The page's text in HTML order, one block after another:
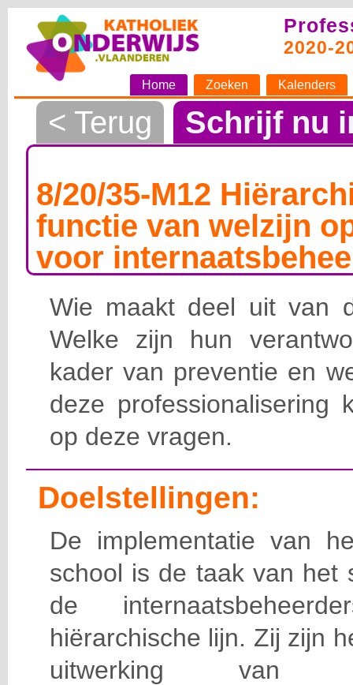
2020-
Home Zoeken Kalenders
< Terug Schrijf nu
8/20/35-M12
functie van welzijn
voor
Wie maakt deel uit van
Welke zijn hun
kader van preventie en
deze professionalisering
op deze vragen.
Doelstellingen:
De implementatie van
school is de taak van het
de
hiërarchische lijn. Zij zijn
uitwerking van